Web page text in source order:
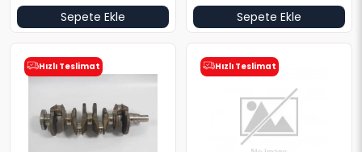
Sepete Ekle Sepete Ekle
Hızlı Teslimat Hızlı Teslimat